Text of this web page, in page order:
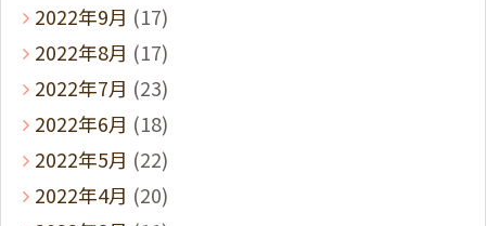
2022年9月 (17)
2022年8月 (17)
2022年7月 (23)
2022年6月 (18)
2022年5月 (22)
2022年4月 (20)